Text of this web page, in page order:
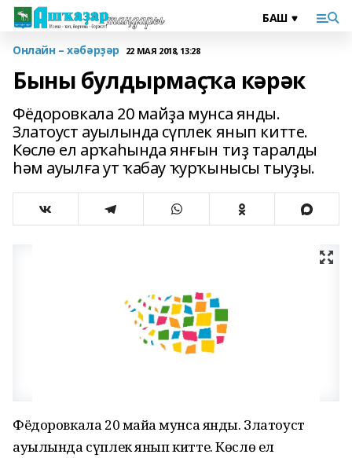
Онлайн – хәбәрҙәр 22 МАЯ 2018, 13:28
Быны булдырмаҫҡа кәрәк
Фёдоровкала 20 майҙа мунса янды.
Златоуст ауылында сүплек янып китте.
Көслө ел арҡаһында янғын тиҙ таралды
һәм ауылға ут ҡабау ҡурҡынысы тыуҙы.
Фёдоровкала 20 майҙа мунса янды. Златоуст
ауылында сүплек янып китте. Көслө ел